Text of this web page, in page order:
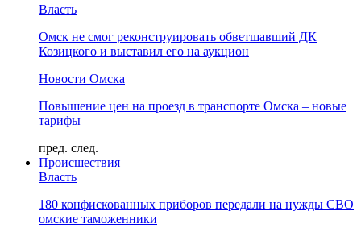
Власть
Омск не смог реконструировать обветшавший ДК
Козицкого и выставил его на аукцион
Новости Омска
Повышение цен на проезд в транспорте Омска – новые
тарифы
пред. след.
Происшествия
Власть
180 конфискованных приборов передали на нужды СВО
омские таможенники